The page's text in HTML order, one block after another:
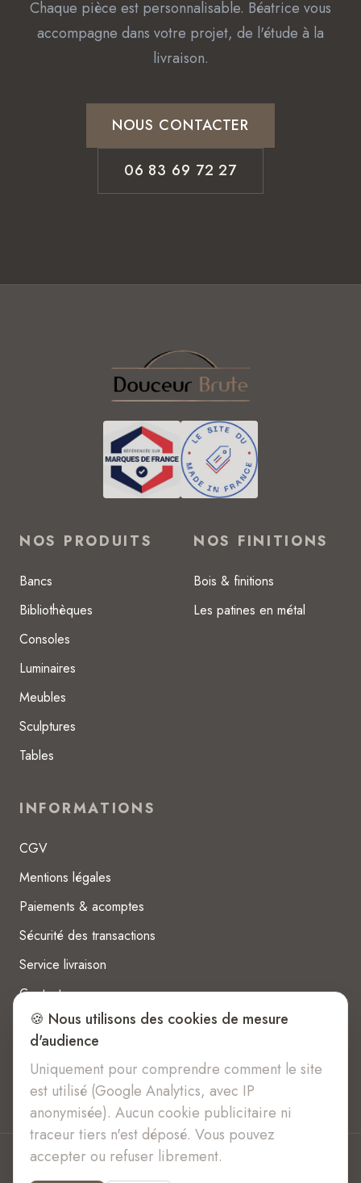
Chaque pièce est personnalisable. Béatrice vous
accompagne dans votre projet, de l'étude à la
livraison.
NOUS CONTACTER
06 83 69 72 27
NOS PRODUITS
Bancs
Bibliothèques
Consoles
Luminaires
Meubles
Sculptures
Tables
NOS FINITIONS
Bois & finitions
Les patines en métal
INFORMATIONS
CGV
Mentions légales
Paiements & acomptes
Sécurité des transactions
Service livraison
Contact
© 2026 Douceur Brute. Tous droits réservés.
🍪 Nous utilisons des cookies de mesure
d'audience
Uniquement pour comprendre comment le site
est utilisé (Google Analytics, avec IP
anonymisée). Aucun cookie publicitaire ni
traceur tiers n'est déposé. Vous pouvez
accepter ou refuser librement.